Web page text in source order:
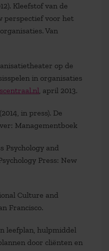
Kleefstof van de
perspectief voor het
Van
op de
in organisaties
, april 2013.
in press). De
Managementboek
Psychology and
Press: New
Culture and
Francisco.
leefplan, hulpmiddel
door cliënten en